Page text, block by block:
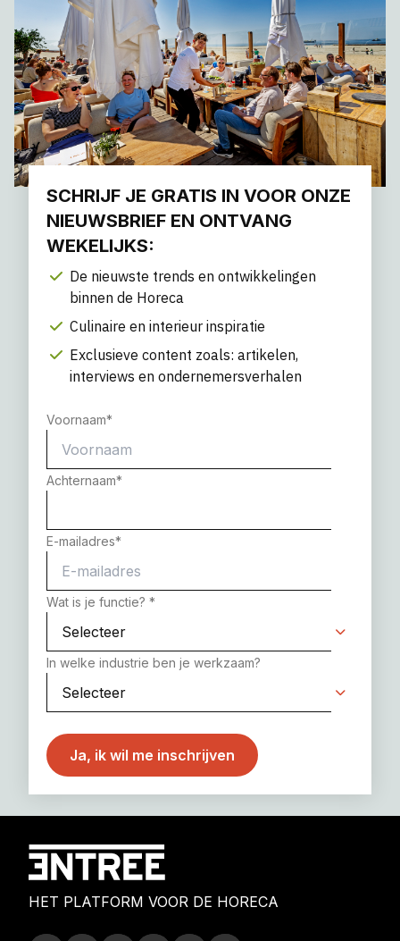
SCHRIJF JE GRATIS IN VOOR ONZE
NIEUWSBRIEF EN ONTVANG
WEKELIJKS:
De nieuwste trends en ontwikkelingen
binnen de Horeca
Culinaire en interieur inspiratie
Exclusieve content zoals: artikelen,
interviews en ondernemersverhalen
Voornaam*
Achternaam*
E-mailadres*
Wat is je functie? *
In welke industrie ben je werkzaam?
HET PLATFORM VOOR DE HORECA